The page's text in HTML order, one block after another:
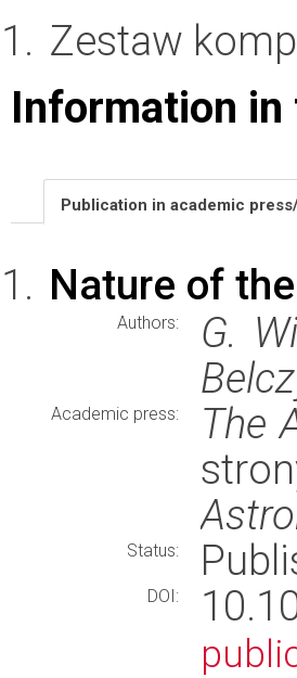
Zestaw
Information
Publication in academic
Nature of
Authors:
G.
Academic press:
The
Status:
DOI: